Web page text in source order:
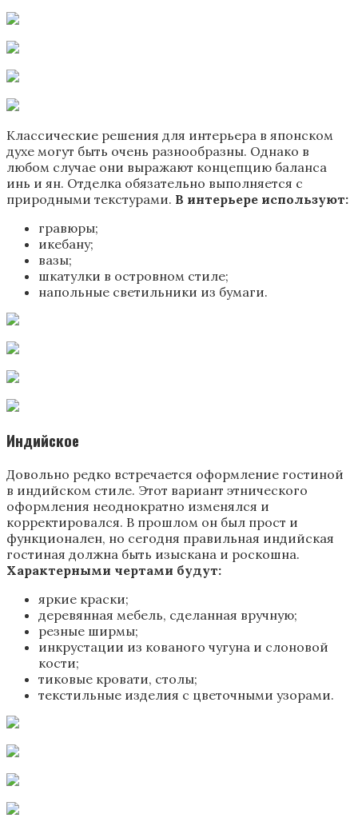
Классические решения для интерьера в японском
духе могут быть очень разнообразны. Однако в
любом случае они выражают концепцию баланса
инь и ян. Отделка обязательно выполняется с
природными текстурами. В интерьере используют:
гравюры;
икебану;
вазы;
шкатулки в островном стиле;
напольные светильники из бумаги.
Индийское
Довольно редко встречается оформление гостиной
в индийском стиле. Этот вариант этнического
оформления неоднократно изменялся и
корректировался. В прошлом он был прост и
функционален, но сегодня правильная индийская
гостиная должна быть изыскана и роскошна.
Характерными чертами будут:
яркие краски;
деревянная мебель, сделанная вручную;
резные ширмы;
инкрустации из кованого чугуна и слоновой
кости;
тиковые кровати, столы;
текстильные изделия с цветочными узорами.